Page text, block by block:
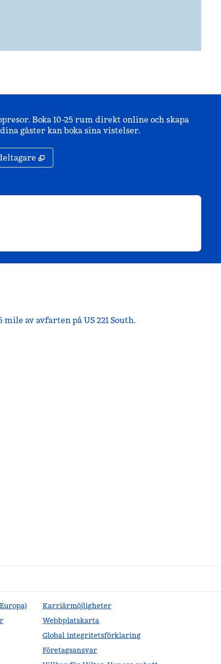
Boka 10–25 rum direkt online och skapa
gäster kan boka sina vistelser.
,
av avfarten på US 221 South.
Karriärmöjligheter
Webbplatskarta
Global integritetsförklaring
Företagsansvar